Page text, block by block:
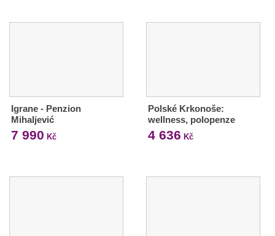
Igrane - Penzion
Mihaljević
7 990 Kč
Polské Krkonoše:
wellness, polopenze
4 636 Kč